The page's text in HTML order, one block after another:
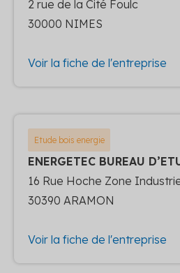
2 rue de la Cité Foulc
30000 NIMES
Voir la fiche de l'entreprise
Etude bois energie
ENERGETEC BUREAU
16 Rue Hoche Zone
30390 ARAMON
Voir la fiche de l'entreprise